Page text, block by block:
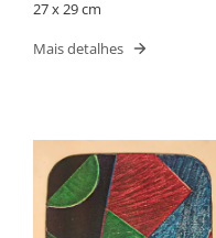
27 x 29 cm
Mais detalhes